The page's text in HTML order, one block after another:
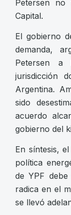
Petersen
Capital.
El gobierno
demanda,
Petersen
jurisdicción
Argentina.
sido
acuerdo
gobierno del
En síntesis,
política
de YPF
radica en el
se llevó